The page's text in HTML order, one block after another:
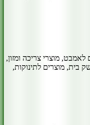
לאמבט, מוצרי צריכה ומזון,
בית, מוצרים לתינוקות,